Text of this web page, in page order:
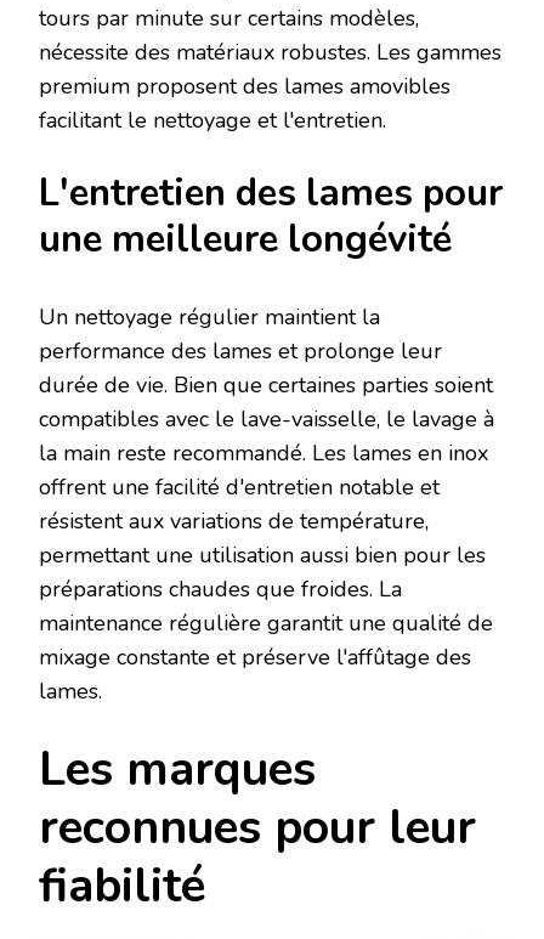
tours par minute sur certains modèles,
nécessite des matériaux robustes. Les gammes
premium proposent des lames amovibles
facilitant le nettoyage et l'entretien.
L'entretien des lames pour
une meilleure longévité
Un nettoyage régulier maintient la
performance des lames et prolonge leur
durée de vie. Bien que certaines parties soient
compatibles avec le lave-vaisselle, le lavage à
la main reste recommandé. Les lames en inox
offrent une facilité d'entretien notable et
résistent aux variations de température,
permettant une utilisation aussi bien pour les
préparations chaudes que froides. La
maintenance régulière garantit une qualité de
mixage constante et préserve l'affûtage des
lames.
Les marques
reconnues pour leur
fiabilité